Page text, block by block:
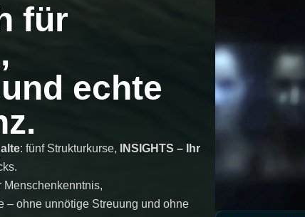
für
echte
: fünf Strukturkurse,
INSIGHTS – Ihr
Menschenkenntnis,
– ohne unnötige Streuung und ohne